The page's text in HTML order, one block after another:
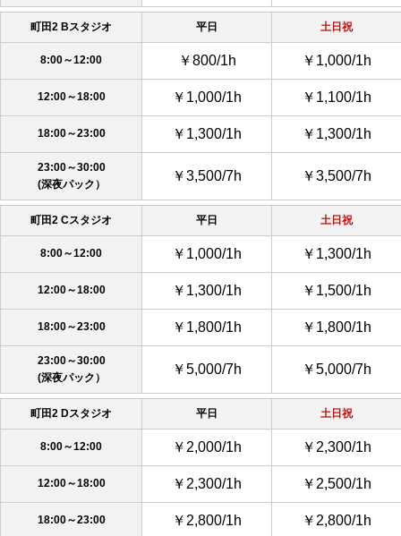
町田2 Bスタジオ 平日 土日祝
8:00～12:00 ￥800/1h ￥1,000/1h
12:00～18:00 ￥1,000/1h ￥1,100/1h
18:00～23:00 ￥1,300/1h ￥1,300/1h
23:00～30:00
(深夜パック）
￥3,500/7h ￥3,500/7h
町田2 Cスタジオ 平日 土日祝
8:00～12:00 ￥1,000/1h ￥1,300/1h
12:00～18:00 ￥1,300/1h ￥1,500/1h
18:00～23:00 ￥1,800/1h ￥1,800/1h
23:00～30:00
(深夜パック）
￥5,000/7h ￥5,000/7h
町田2 Dスタジオ 平日 土日祝
8:00～12:00 ￥2,000/1h ￥2,300/1h
12:00～18:00 ￥2,300/1h ￥2,500/1h
18:00～23:00 ￥2,800/1h ￥2,800/1h